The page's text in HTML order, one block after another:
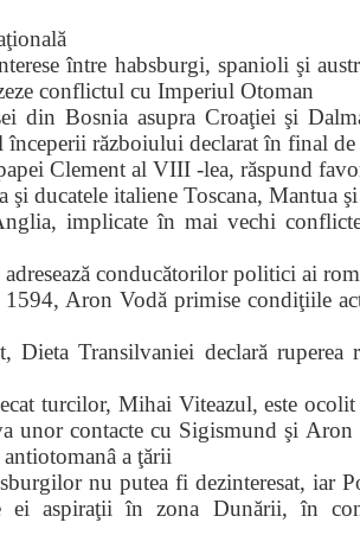
între habsburgi, spanioli şi
conflictul cu Imperiul Otoman
din Bosnia asupra Croaţiei şi
începerii războiului declarat în final de
Clement al VIII -lea, răspund
şi ducatele italiene Toscana, Mantua
implicate în mai vechi
adresează conducătorilor politici ai
Aron Vodă primise condiţiile
Dieta Transilvaniei declară ruperea
turcilor, Mihai Viteazul, este
unor contacte cu Sigismund şi Aron
a ţării
nu putea fi dezinteresat, iar
ei aspiraţii în zona Dunării, în